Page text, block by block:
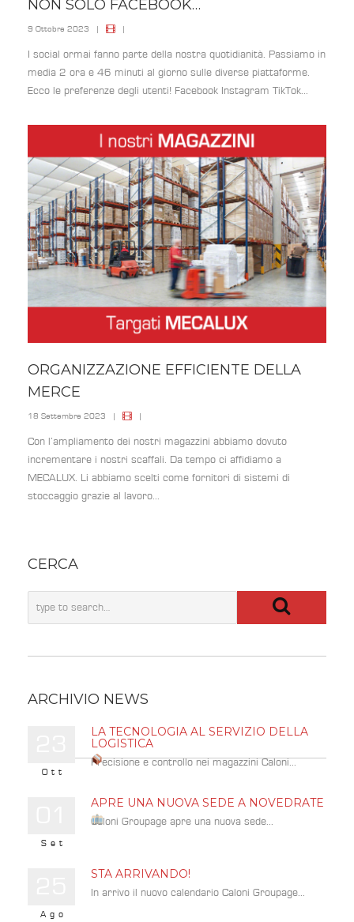
NON SOLO FACEBOOK…
9 Ottobre 2023 | |
I social ormai fanno parte della nostra quotidianità. Passiamo in
media 2 ora e 46 minuti al giorno sulle diverse piattaforme.
Ecco le preferenze degli utenti! Facebook Instagram TikTok...
ORGANIZZAZIONE EFFICIENTE DELLA
MERCE
18 Settembre 2023 | |
Con l’ampliamento dei nostri magazzini abbiamo dovuto
incrementare i nostri scaffali. Da tempo ci affidiamo a
MECALUX. Li abbiamo scelti come fornitori di sistemi di
stoccaggio grazie al lavoro...
CERCA
ARCHIVIO NEWS
Ott
LA TECNOLOGIA AL SERVIZIO DELLA
LOGISTICA
Precisione e controllo nei magazzini Caloni...
Set
APRE UNA NUOVA SEDE A NOVEDRATE
Caloni Groupage apre una nuova sede...
Ago
STA ARRIVANDO!
In arrivo il nuovo calendario Caloni Groupage...